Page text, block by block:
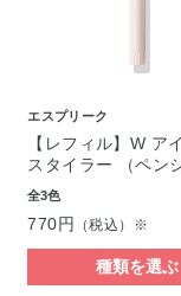
エスプリーク
【レフィル】W ア
スタイラー （ペン
全3色
770円 （税込）※
種類を選ぶ